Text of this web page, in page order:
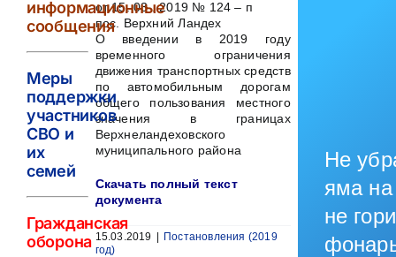
от 15. 03 . 2019 № 124 – п
пос. Верхний Ландех
О введении в 2019 году
временного ограничения
движения транспортных средств
по автомобильным дорогам
общего пользования местного
значения в границах
Верхнеландеховского
муниципального района
Скачать полный текст
документа
15.03.2019
Постановления (2019
год)
информационные
сообщения
Меры
поддержки
участников
СВО и
их
семей
Гражданская
оборона
Не
яма на
не